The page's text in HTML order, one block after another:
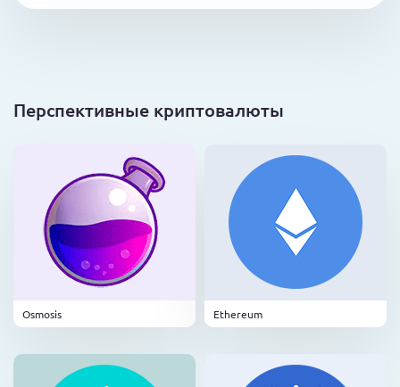
Перспективные криптовалюты
Osmosis Ethereum